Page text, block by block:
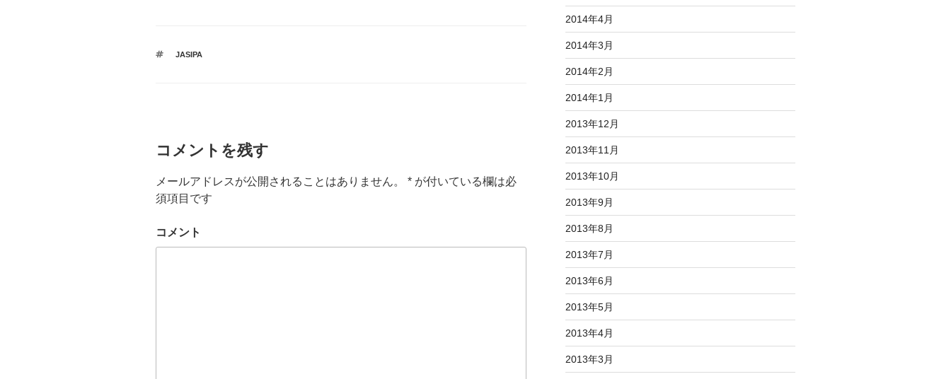
タ
JASIPA
コメントを残す
メールアドレスが公開されることはありません。 * が付いている欄は必
須項目です
コメント
2014年4月
2014年3月
2014年2月
2014年1月
2013年12月
2013年11月
2013年10月
2013年9月
2013年8月
2013年7月
2013年6月
2013年5月
2013年4月
2013年3月